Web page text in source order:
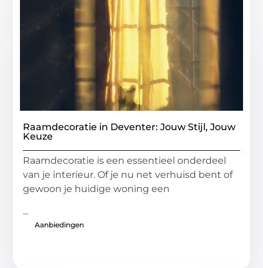
Raamdecoratie in Deventer: Jouw Stijl, Jouw
Keuze
Raamdecoratie is een essentieel onderdeel
van je interieur. Of je nu net verhuisd bent of
gewoon je huidige woning een
...
Aanbiedingen